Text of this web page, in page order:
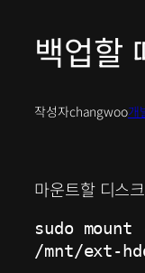
백업할
작성자changwoo개
마운트할 디스
sudo
/mnt/ext-